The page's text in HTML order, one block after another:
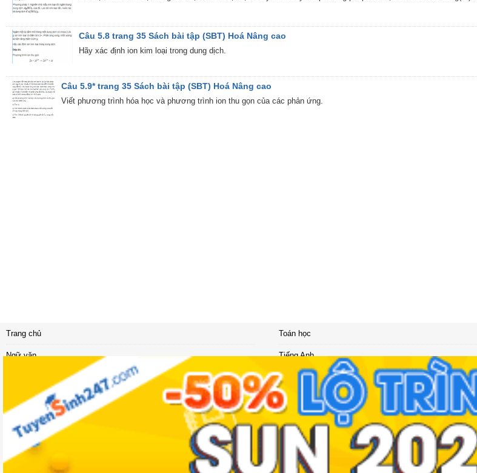
Câu 5.8 trang 35 Sách bài tập (SBT) Hoá Nâng cao
Hãy xác định ion kim loại trong dung dịch.
Câu 5.9* trang 35 Sách bài tập (SBT) Hoá Nâng cao
Viết phương trình hóa học và phương trình ion thu gọn của các phản ứng.
Trang chủ Toán học
Ngữ văn Tiếng Anh
Hóa học
Sinh học Lịch sử
Giáo dục công dân
Khoa học Đạo đức
Khoa học tự nhiên Tải ứng dụng